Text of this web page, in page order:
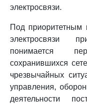
электросвязи.
Под приоритетным
электросвязи
понимается
сохранившихся
чрезвычайных
управления,
деятельности